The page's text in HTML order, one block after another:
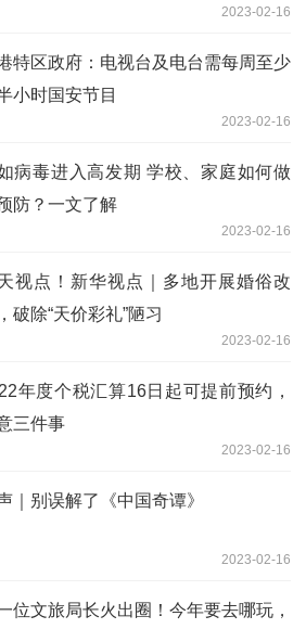
2023-02-16
特区政府：电视台及电台需每周至少
小时国安节目
2023-02-16
病毒进入高发期 学校、家庭如何做
防？一文了解
2023-02-16
视点！新华视点｜多地开展婚俗改
破除“天价彩礼”陋习
2023-02-16
年度个税汇算16日起可提前预约，
三件事
2023-02-16
｜别误解了《中国奇谭》
2023-02-16
位文旅局长火出圈！今年要去哪玩，